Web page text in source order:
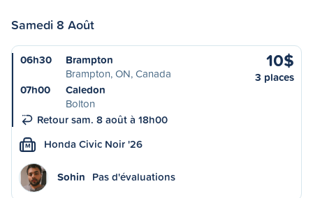
Samedi 8 Août
06h30
Brampton
Brampton, ON, Canada
07h00
Caledon
Bolton
Retour sam. 8 août à 18h00
10$
3 places
M Honda Civic Noir '26
Sohin Pas d'évaluations